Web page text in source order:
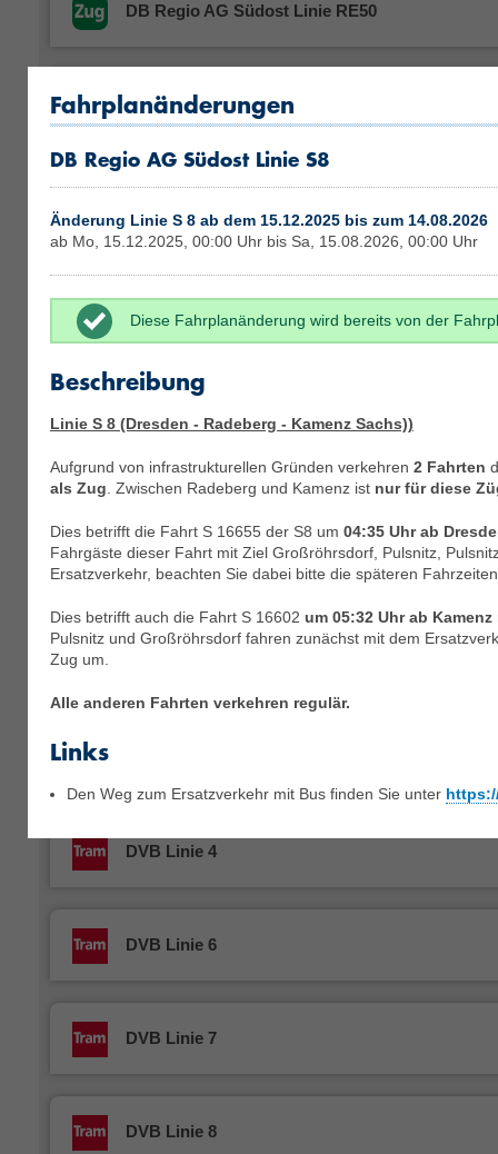
DB Regio AG Südost Linie RE50
Linie U28
DB Regio AG Südost Linie S3
DB Regio AG Südost Linie S8
DVB Linie 1
DVB Linie 4
DVB Linie 6
DVB Linie 7
DVB Linie 8
Fahrplanänderungen
DB Regio AG Südost Linie S8
Änderung Linie S 8 ab dem 15.12.2025 bis zum 14.08.2026
ab Mo, 15.12.2025, 00:00 Uhr bis Sa, 15.08.2026, 00:00 Uhr
Diese Fahrplanänderung wird bereits von der
Beschreibung
Linie S 8 (Dresden - Radeberg - Kamenz Sachs))
Aufgrund von infrastrukturellen Gründen verkehren 2 Fahrten
als Zug . Zwischen Radeberg und Kamenz ist nur für diese
Dies betrifft die Fahrt S 16655 der S8 um 04:35 Uhr ab
Fahrgäste dieser Fahrt mit Ziel Großröhrsdorf, Pulsnitz,
Ersatzverkehr, beachten Sie dabei bitte die späteren
Dies betrifft auch die Fahrt S 16602 um 05:32 Uhr ab Kamenz
Pulsnitz und Großröhrsdorf fahren zunächst mit dem
Zug um.
Alle anderen Fahrten verkehren regulär.
Links
Den Weg zum Ersatzverkehr mit Bus finden Sie unter